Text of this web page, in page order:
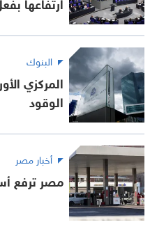
البنوك
المركزي
الوقود
أخبار مصر
مصر ترفع